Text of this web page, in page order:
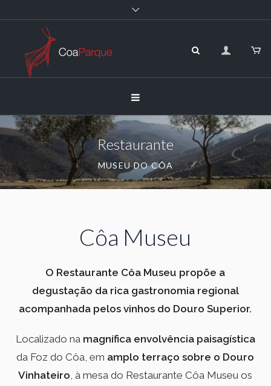
Restaurante
MUSEU DO CÔA
Côa Museu
O Restaurante Côa Museu propõe a
degustação da rica gastronomia regional
acompanhada pelos vinhos do Douro Superior.
Localizado na magnífica envolvência paisagística
da Foz do Côa, em amplo terraço sobre o Douro
Vinhateiro , à mesa do Restaurante Côa Museu os